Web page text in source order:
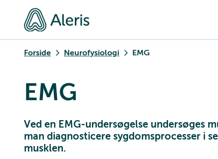
Forside Neurofysiologi EMG
EMG
Ved en EMG-undersøgelse undersøges
man diagnosticere sygdomsprocesser i
musklen.